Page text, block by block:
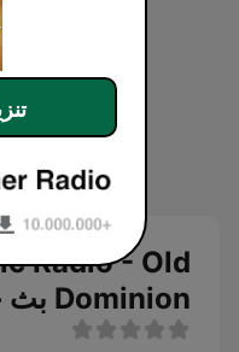
Radio - Old
Dominion بث حي